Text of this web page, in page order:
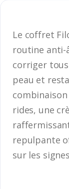
Le coffret
routine anti-
corriger
peau et
rides, une
repulpante
sur les